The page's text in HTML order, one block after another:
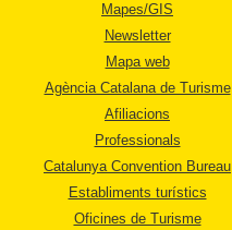
Mapes/GIS
Newsletter
Mapa web
Agència Catalana de Turisme
Afiliacions
Professionals
Catalunya Convention Bureau
Establiments turístics
Oficines de Turisme